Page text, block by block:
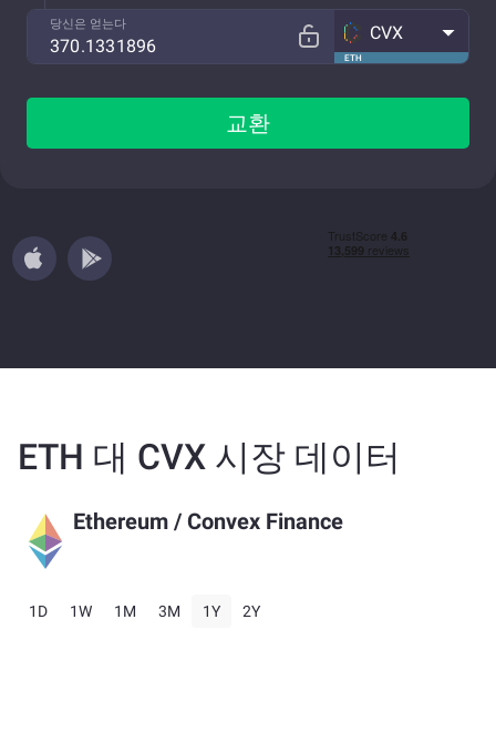
당신은 얻는다
ETH
CVX
교환
ETH 대 CVX 시장 데이터
Ethereum / Convex Finance
1D 1W 1M 3M 1Y 2Y